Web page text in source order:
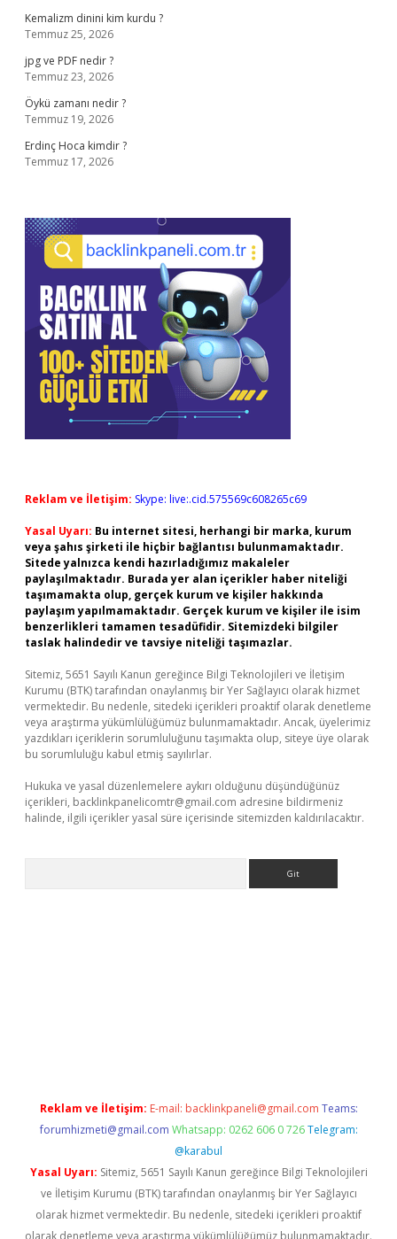
Kemalizm dinini kim kurdu ?
Temmuz 25, 2026
jpg ve PDF nedir ?
Temmuz 23, 2026
Öykü zamanı nedir ?
Temmuz 19, 2026
Erdinç Hoca kimdir ?
Temmuz 17, 2026
Reklam ve İletişim: Skype: live:.cid.575569c608265c69
Yasal Uyarı: Bu internet sitesi, herhangi bir marka, kurum
veya şahıs şirketi ile hiçbir bağlantısı bulunmamaktadır.
Sitede yalnızca kendi hazırladığımız makaleler
paylaşılmaktadır. Burada yer alan içerikler haber niteliği
taşımamakta olup, gerçek kurum ve kişiler hakkında
paylaşım yapılmamaktadır. Gerçek kurum ve kişiler ile isim
benzerlikleri tamamen tesadüfidir. Sitemizdeki bilgiler
taslak halindedir ve tavsiye niteliği taşımazlar.
Sitemiz, 5651 Sayılı Kanun gereğince Bilgi Teknolojileri ve İletişim
Kurumu (BTK) tarafından onaylanmış bir Yer Sağlayıcı olarak hizmet
vermektedir. Bu nedenle, sitedeki içerikleri proaktif olarak denetleme
veya araştırma yükümlülüğümüz bulunmamaktadır. Ancak, üyelerimiz
yazdıkları içeriklerin sorumluluğunu taşımakta olup, siteye üye olarak
bu sorumluluğu kabul etmiş sayılırlar.
Hukuka ve yasal düzenlemelere aykırı olduğunu düşündüğünüz
içerikleri, backlinkpanelicomtr@gmail.com adresine bildirmeniz
halinde, ilgili içerikler yasal süre içerisinde sitemizden kaldırılacaktır.
Reklam ve İletişim: E-mail: backlinkpaneli@gmail.com Teams:
forumhizmeti@gmail.com Whatsapp: 0262 606 0 726 Telegram:
@karabul
Yasal Uyarı: Sitemiz, 5651 Sayılı Kanun gereğince Bilgi Teknolojileri
ve İletişim Kurumu (BTK) tarafından onaylanmış bir Yer Sağlayıcı
olarak hizmet vermektedir. Bu nedenle, sitedeki içerikleri proaktif
olarak denetleme veya araştırma yükümlülüğümüz bulunmamaktadır.